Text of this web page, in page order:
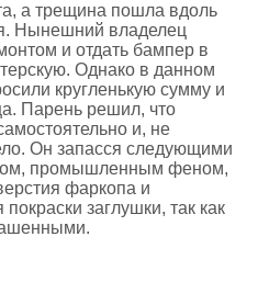
а трещина пошла вдоль
Нынешний владелец
и отдать бампер в
Однако в данном
кругленькую сумму и
Парень решил, что
и, не
Он запасся следующими
промышленным феном,
фаркопа и
заглушки, так как